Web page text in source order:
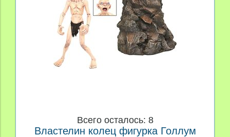
Всего осталось: 8
Властелин колец фигурка Голлум